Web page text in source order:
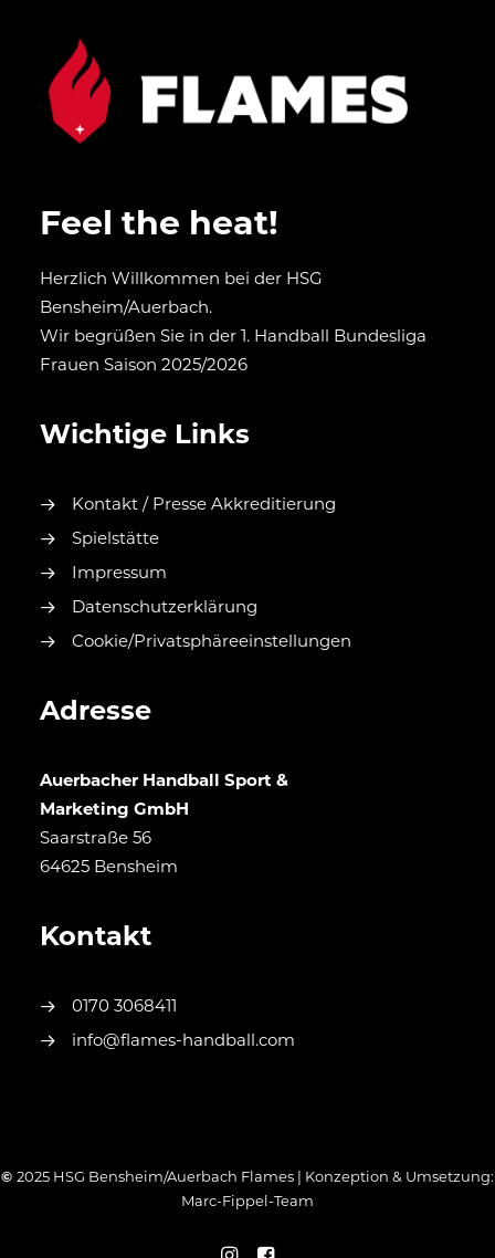
Feel the heat!
Herzlich Willkommen bei der HSG
Bensheim/Auerbach.
Wir begrüßen Sie in der 1. Handball Bundesliga
Frauen Saison 2025/2026
Wichtige Links
Kontakt / Presse Akkreditierung
Spielstätte
Impressum
Datenschutzerklärung
Cookie/Privatsphäreeinstellungen
Adresse
Auerbacher Handball Sport &
Marketing GmbH
Saarstraße 56
64625 Bensheim
Kontakt
0170 3068411
info@flames-handball.com
© 2025 HSG Bensheim/Auerbach Flames | Konzeption & Umsetzung:
Marc-Fippel-Team